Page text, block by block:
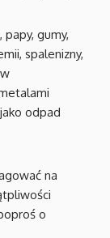
papy, gumy,
spalenizny,
odpad
na
o